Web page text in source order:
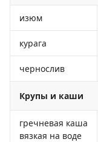
изюм
курага
чернослив
Крупы и каши
гречневая каша
вязкая на воде